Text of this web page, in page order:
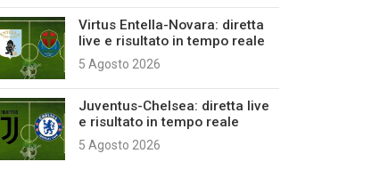
Virtus Entella-Novara: diretta
live e risultato in tempo reale
5 Agosto 2026
Juventus-Chelsea: diretta live
e risultato in tempo reale
5 Agosto 2026